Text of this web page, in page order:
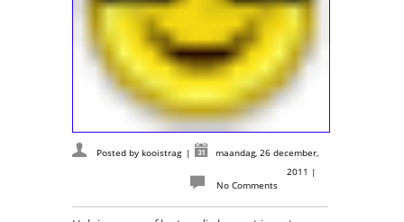
Posted by kooistrag |
maandag, 26 december,
2011 |
No Comments